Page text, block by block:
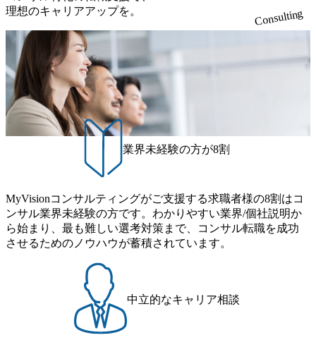
ーマや事例にキャッチアップし、バイタリティーを持って
向を把握し、クライアントや自社への提案などに積極的に
関わることができる方 ・スケジューリング(優先順位付け含
む)など、ビジネスベーシックスキルが習得できている方
とをミッションとする。自社へ提言の質を常に高く担保す
る責任を担う。 ● 裁量権 弊社は2019年11月に設立され、成
長期といわれるフェーズにあります。 事業・組織を拡大し
ていく時期のため、メンバーや組織がスケールしていく過
程を体感できます。 また、希望者はパートナー以外でも大
手役員の方へのセールスにも参加できる環境です。 自ら案
件を取り、プロジェクト体制を作っていくことも可能で
す。 ● 事業会社機能にも携われる 弊社にはコンサルティン
グ事業以外にもSaaSプロダクト・メディア・地方創生事業
があるため、上記事業に携わることも可能です。コンサル
タントとしての経験を活かしながら自らプロダクト開発や
自社の業務改善ができます。(希望者のみとなります) ● BIG
4・アクセンチュアをはじめとした大手外資系コンサルファ
ーム出身者が多く集まっています ● 平均年齢は35歳で、幅
広い年齢の方が活躍しています ● インダストリー・ソリュ
ーションで区切られていない組織です(ワンプール制) ● 海外
事業拠点をシンガポールに設立し、グローバル案件に対応
するコンサルティング体制を構築しています 東京都中央区
八重洲2-2-1 東京ミッドタウン八重洲 八重洲セントラルタワ
ー8階 受動喫煙対策 : 執務室内禁煙、ビル内喫煙室あり WE
B 書類選考通過後に、GAB試験に合格している方 ● テクノ
ロジーコンサルタント ・4年生大学卒業に限る ・大手総合
っている、売上・従業員数共にこの8年間で4倍近くの成長
を遂げていることから、今後も高い成長が見込まれる 多く
の技術者を抱えており、アビームコンサルティングに続い
て日本国内2番目にSAP認定コンサルタント制度の有資格者
数が多く、特にIT領域に強みを持つ グローバルのポジショ
ンに自由に応募できる社内の転職ツール「キャリアズ・マ
ーケットプレイス」が存在し、本ツールを活用で上司の引
き留めを受けずに移動が可能である（異動者は年間約1,000
名） 残業時間や有休取得率など約10項目を数値化すること
で、実行前後で離職率を半減させることに成功した 18時以
降の会議を原則禁止としているほか、在宅勤務制度の全社
展開、ハラスメント抑止に向けた研修の拡充、社外窓口設
置など徹底的な仕組み化を推進する 育休取得率は男性6
5%、女性100%と全国平均を上回る実績を持ち、女性の管理
職率も21.8%（2023年12月時点）とフレキシブルな働き方を
提供 2026年8月22日(土) 9:00～19:30頃 ※選考会参加人数に
より変動 2026年8月7日(金) 16:00 参加予定DTE ① MRS-IMS
(旧ITXO-IMS) ② TS&T(旧TS&A) ③ CyberSecurity ④ IES ⑤ I
TS-Fukuoka ⑥ AMS-PRD ⑦ AMS-H&PS オンライン (Teams)
開し、高い安定性を持つ企業へと成長している 10年後に1兆
円を目指す日本にもなかなかないメガベンチャー。創業か
ら黒字経営。年間130%成長 https://storage.googleapis.com/our-
vision-production.appspot.com/public/images/20251030164405_5c
527843-d227-4df8-b86c-5587f843fdf6_1200x471.webp https://stor
age.googleapis.com/our-vision-production.appspot.com/public/imag
es/20251030164946_dc0888f6-0539-4887-84d7-34c8d8544226_1
200x666.webp 年間100億円規模の投資の元、10以上もの新規
事業を立ち上げているため様々な業界を経験することが可
能 社内転職が活発であり、多様なスキルを1社で身に着ける
ことが可能 事業開発・運用を内包かする「オールインハウ
ス」型の組織体。社内スカウトや社内公募制度を用いて主
体的かつ柔軟なキャリア形成が可能。 https://storage.googleap
165942_70f09968-1b27-43e6-b849-1cd107c4f488_1200x698.web
p ## 働き方／WLB／待遇 内装8億円超のかっこいいオフィ
スがあり、 働き甲斐のあるランキング、新卒注目ランキン
グ受賞歴多数 あえての未上場であり株主からの圧力がない
的な成長を若手に任せられる環境 対面でのコミュニケーシ
ョンメリットを重視するため出社勤務。1日の労働時間平均
9.2時間、有休消化率81%(2024年度の年間データ、エンジニ
ア組織） 2026年8月22日(土) 10:00～最長16:00 2026年8月10
日(月) 16:00 ※応募者が定員を上回る場合は、厳正なる審査
理想のキャリアアップを。
Consulting
業界未経験の方が8割
MyVisionコンサルティングがご支援する求職者様の8割はコ
ンサル業界未経験の方です。わかりやすい業界/個社説明か
ら始まり、最も難しい選考対策まで、コンサル転職を成功
させるためのノウハウが蓄積されています。
中立的なキャリア相談